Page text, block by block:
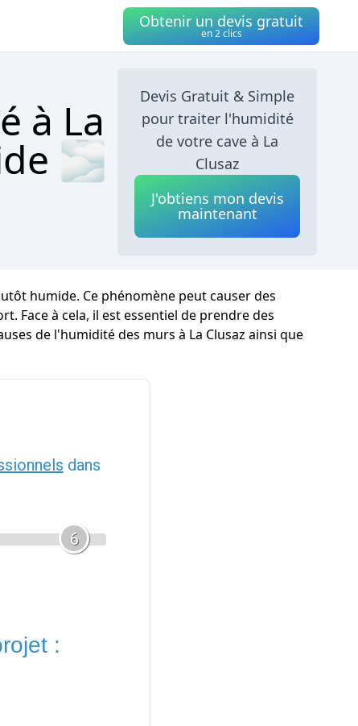
Obtenir un devis gratuit
en 2 clics
à La
🌫
Devis Gratuit & Simple
pour traiter l'humidité
de votre cave à La
Clusaz
J'obtiens mon devis
maintenant
humide. Ce phénomène peut causer des
Face à cela, il est essentiel de prendre des
de l'humidité des murs à La Clusaz ainsi que
dans
6
: